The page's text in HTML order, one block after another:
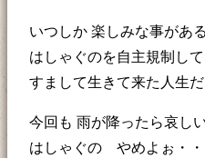
いつしか 楽しみな事があ
はしゃぐのを自主規制して
すまして生きて来た人生だ
今回も 雨が降ったら哀し
はしゃぐの やめよぉ・・